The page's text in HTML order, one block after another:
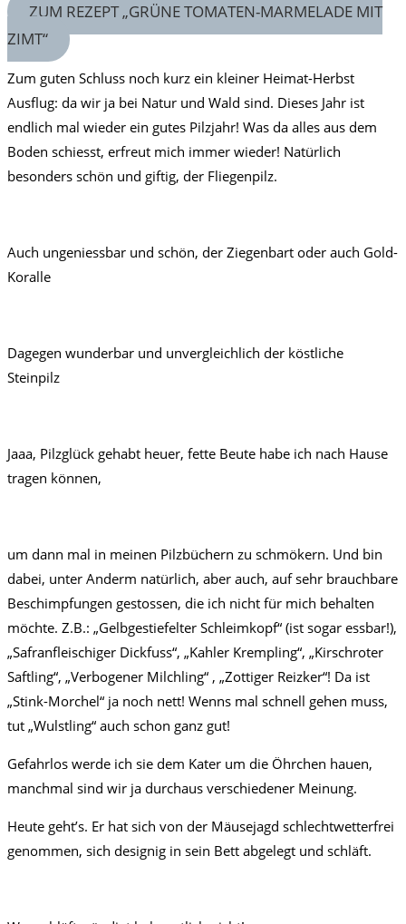
ZUM REZEPT „GRÜNE TOMATEN-MARMELADE MIT
ZIMT“
Zum guten Schluss noch kurz ein kleiner Heimat-Herbst
Ausflug: da wir ja bei Natur und Wald sind. Dieses Jahr ist
endlich mal wieder ein gutes Pilzjahr! Was da alles aus dem
Boden schiesst, erfreut mich immer wieder! Natürlich
besonders schön und giftig, der Fliegenpilz.
Auch ungeniessbar und schön, der Ziegenbart oder auch Gold-
Koralle
Dagegen wunderbar und unvergleichlich der köstliche
Steinpilz
Jaaa, Pilzglück gehabt heuer, fette Beute habe ich nach Hause
tragen können,
um dann mal in meinen Pilzbüchern zu schmökern. Und bin
dabei, unter Anderm natürlich, aber auch, auf sehr brauchbare
Beschimpfungen gestossen, die ich nicht für mich behalten
möchte. Z.B.: „Gelbgestiefelter Schleimkopf“ (ist sogar essbar!),
„Safranfleischiger Dickfuss“, „Kahler Krempling“, „Kirschroter
Saftling“, „Verbogener Milchling“ , „Zottiger Reizker“! Da ist
„Stink-Morchel“ ja noch nett! Wenns mal schnell gehen muss,
tut „Wulstling“ auch schon ganz gut!
Gefahrlos werde ich sie dem Kater um die Öhrchen hauen,
manchmal sind wir ja durchaus verschiedener Meinung.
Heute geht’s. Er hat sich von der Mäusejagd schlechtwetterfrei
genommen, sich designig in sein Bett abgelegt und schläft.